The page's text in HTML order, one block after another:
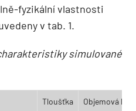
fyzikální vlastnosti
v tab. 1.
simulované
Tloušťka Objemová